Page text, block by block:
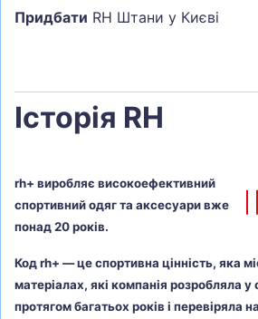
Придбати RH Штани у Києві
Історія RH
rh+ виробляє високоефективний
спортивний одяг та аксесуари вже
понад 20 років.
Код rh+ — це спортивна цінність, яка
матеріалах, які компанія розробляла у
протягом багатьох років і перевіряла